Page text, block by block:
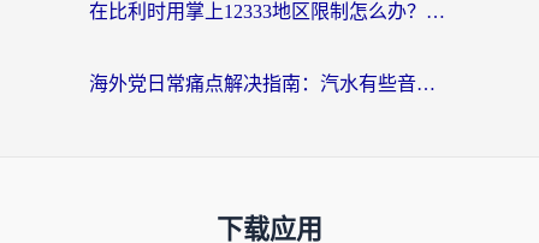
在比利时用掌上12333地区限制怎么办？海外华人亲测有效的回国加速方案
海外党日常痛点解决指南：汽水有些音乐在国外无法播放怎么办？
下载应用